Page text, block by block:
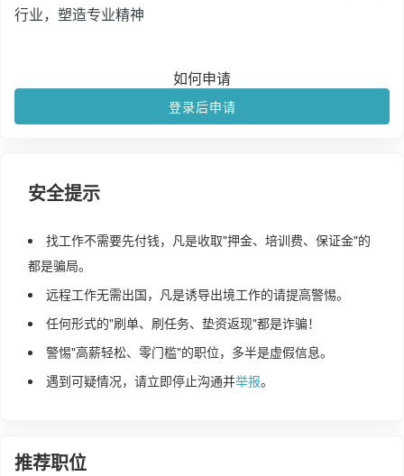
行业，塑造专业精神
如何申请
登录后申请
安全提示
找工作不需要先付钱，凡是收取"押金、培训费、保证金"的
都是骗局。
远程工作无需出国，凡是诱导出境工作的请提高警惕。
任何形式的"刷单、刷任务、垫资返现"都是诈骗！
警惕"高薪轻松、零门槛"的职位，多半是虚假信息。
遇到可疑情况，请立即停止沟通并举报。
推荐职位